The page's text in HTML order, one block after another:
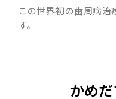
この世界初の歯周病
す。
かめ